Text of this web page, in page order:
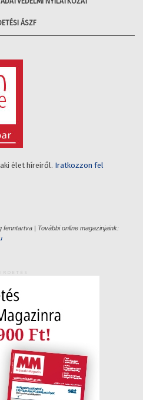
ÁSZF
élet híreiről. Iratkozzon fel
| További online magazinjaink: